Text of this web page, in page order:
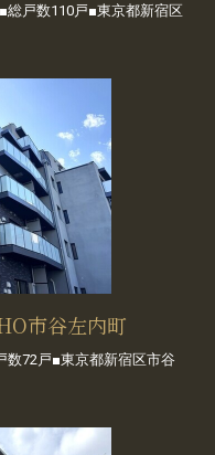
総戸数110戸■東京都新宿区
市谷左内町
数72戸■東京都新宿区市谷